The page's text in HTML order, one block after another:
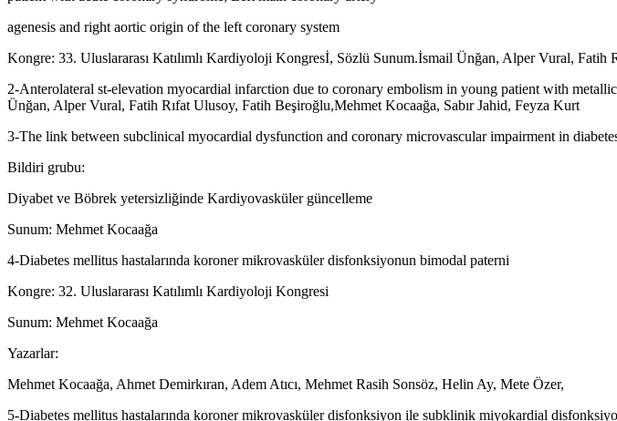
agenesis and right aortic origin of the left coronary system
Kongre: 33. Uluslararası Katılımlı Kardiyoloji Kongresİ, Sözlü Sunum.İsmail Ünğan, Alper Vural, Fatih
2-Anterolateral st-elevation myocardial infarction due to coronary embolism in young patient with
Ünğan, Alper Vural, Fatih Rıfat Ulusoy, Fatih Beşiroğlu,Mehmet Kocaağa, Sabır Jahid, Feyza Kurt
3-The link between subclinical myocardial dysfunction and coronary microvascular impairment in
Bildiri grubu:
Diyabet ve Böbrek yetersizliğinde Kardiyovasküler güncelleme
Sunum: Mehmet Kocaağa
4-Diabetes mellitus hastalarında koroner mikrovasküler disfonksiyonun bimodal paterni
Kongre: 32. Uluslararası Katılımlı Kardiyoloji Kongresi
Sunum: Mehmet Kocaağa
Yazarlar:
Mehmet Kocaağa, Ahmet Demirkıran, Adem Atıcı, Mehmet Rasih Sonsöz, Helin Ay, Mete Özer,
5-Diabetes mellitus hastalarında koroner mikrovasküler disfonksiyon ile subklinik miyokardial